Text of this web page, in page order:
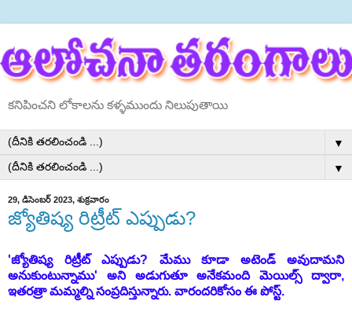
కనిపించని లోకాలను కళ్ళముందు నిలుపుతాయి
▼
▼
29, డిసెంబర్ 2023, శుక్రవారం
జ్యోతిష్య రిట్రీట్ ఎప్పుడు?
'జ్యోతిష్య రిట్రీట్ ఎప్పుడు? మేము కూడా అటెండ్ అవుదామని
అనుకుంటున్నాము' అని అడుగుతూ అనేకమంది మెయిల్స్ ద్వారా,
ఇతరత్రా మమ్మల్ని సంప్రదిస్తున్నారు. వారందరికోసం ఈ పోస్ట్.